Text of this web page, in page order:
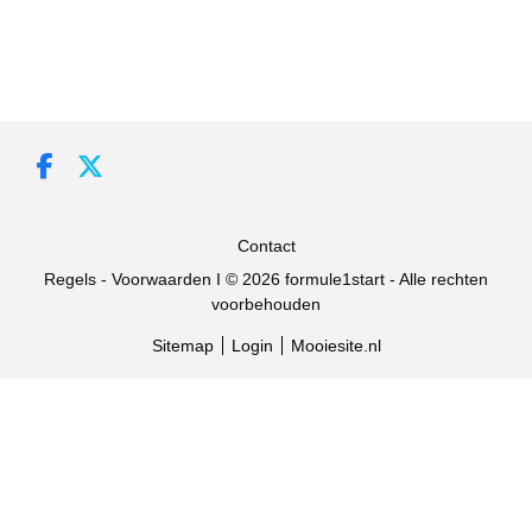
Contact
Regels - Voorwaarden I © 2026 formule1start - Alle rechten
voorbehouden
Sitemap Login Mooiesite.nl